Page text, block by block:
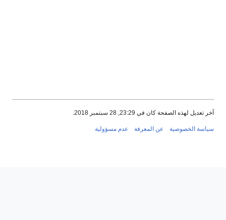
آخر تعديل لهذه الصفحة كان في 23:29, 28 سبتمبر 2018.
سياسة الخصوصية عن المعرفة عدم مسؤولية